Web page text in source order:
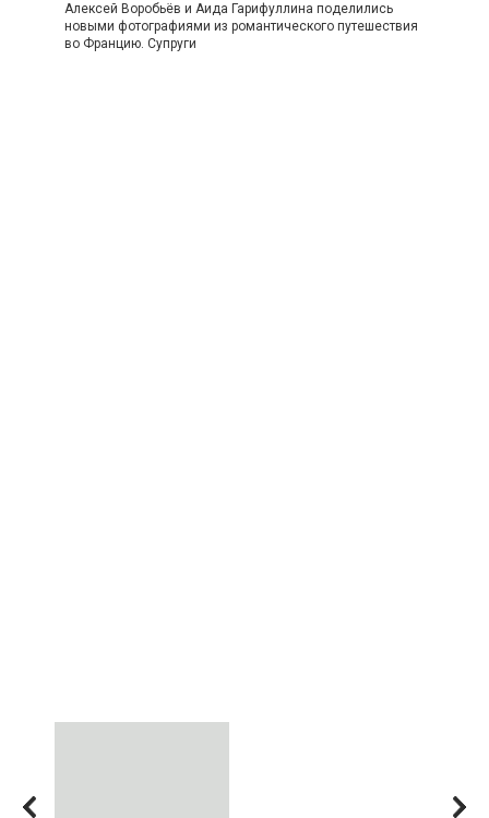
Алексей Воробьёв и Аида Гарифуллина поделились
новыми фотографиями из романтического путешествия
во Францию. Супруги